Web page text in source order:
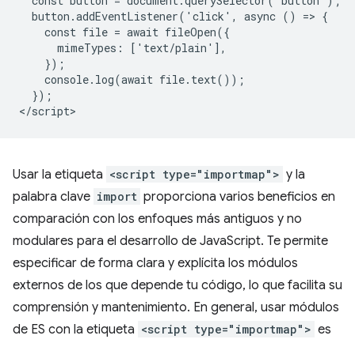
  button.addEventListener('click', async () => {
    const file = await fileOpen({
      mimeTypes: ['text/plain'],
    });
    console.log(await file.text());
  });
Usar la etiqueta <script type="importmap"> y la
palabra clave import proporciona varios beneficios en
comparación con los enfoques más antiguos y no
modulares para el desarrollo de JavaScript. Te permite
especificar de forma clara y explícita los módulos
externos de los que depende tu código, lo que facilita su
comprensión y mantenimiento. En general, usar módulos
de ES con la etiqueta <script type="importmap"> es